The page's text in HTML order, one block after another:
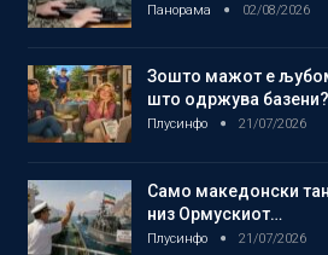
Панорама 02/08/2026
Зошто мажот е
што одржува базени?
Плусинфо 21/07/2026
Само македонски
низ Ормускиот…
Плусинфо 21/07/2026